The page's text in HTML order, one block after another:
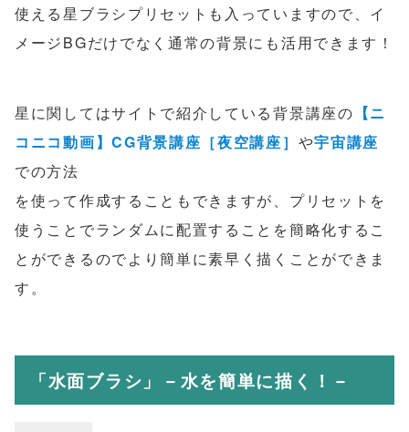
使える星ブラシプリセットも入っていますので、イ
メージBGだけでなく通常の背景にも活用できます！
星に関してはサイトで紹介している背景講座の 【ニ
コニコ動画】CG背景講座［夜空講座］ や宇宙講座
での方法
を使って作成することもできますが、プリセットを
使うことでランダムに配置することを簡略化するこ
とができるのでより簡単に素早く描くことができま
す。
「水面ブラシ」－水を簡単に描く！－